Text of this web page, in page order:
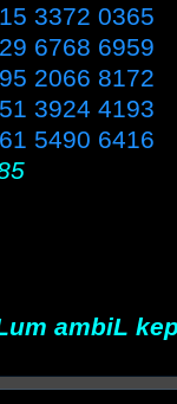
3372 0365
6768 6959
2066 8172
3924 4193
5490 6416
ambiL